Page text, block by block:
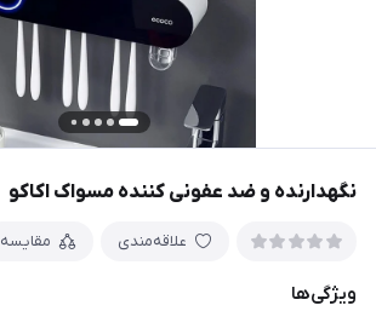
زمان
آماده
ارسال
نگهدارنده و ضد عفونی کننده مسواک اکاکو
علاقه‌مندی مقایسه
ویژگی‌ها